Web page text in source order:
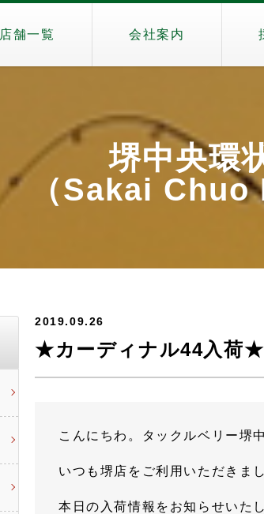
店舗一覧 会社案内
堺中央環
（Sakai
2019.09.26
★カーディナル44入荷★
こんにちわ。タックルベリー堺
いつも堺店をご利用いただきま
本日の入荷情報をお知らせいた